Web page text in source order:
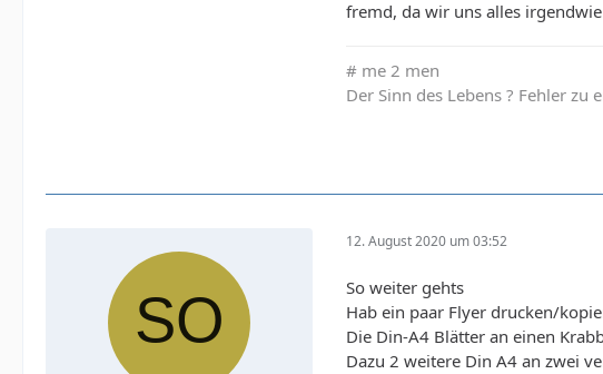
fremd, da wir uns alles
# me 2 men
Der Sinn des Lebens ? Fehler zu
12. August 2020 um 03:52
So weiter gehts
Hab ein paar Flyer drucken/
Die Din-A4 Blätter an einen
Dazu 2 weitere Din A4 an zwei